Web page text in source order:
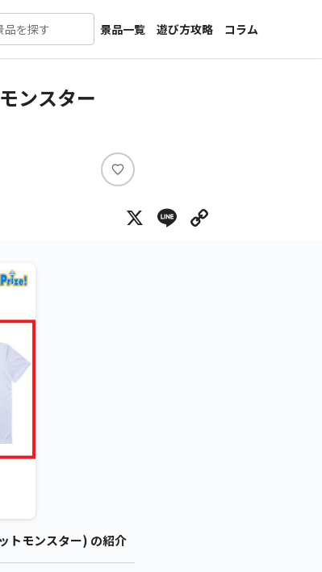
品を探す
景品一覧
新着景品
遊び方攻略
コラム
インタビュー
ンスター
い
ね
X Line
トモンスター) の紹介